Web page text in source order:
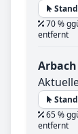
70 %
entfernt
Arbach
65 %
entfernt